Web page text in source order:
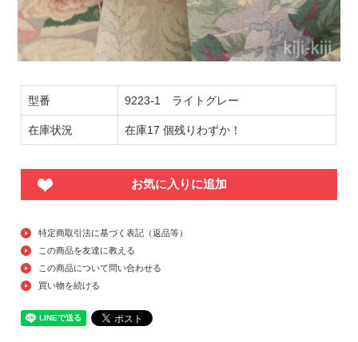
型番 9223-1 ライトグレー
在庫状況 在庫17 個残りわずか！
お気に入りに追加
特定商取引法に基づく表記（返品等）
この商品を友達に教える
この商品について問い合わせる
買い物を続ける